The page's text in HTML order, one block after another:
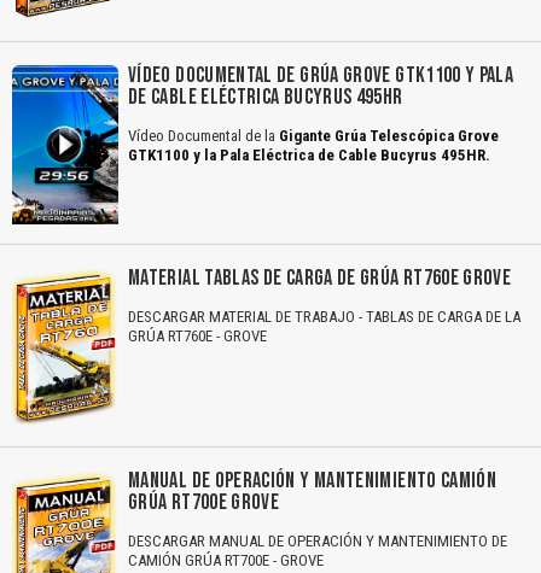
VÍDEO DOCUMENTAL DE GRÚA GROVE GTK1100 Y PALA
DE CABLE ELÉCTRICA BUCYRUS 495HR
Vídeo Documental de la Gigante Grúa Telescópica Grove
GTK1100 y la Pala Eléctrica de Cable Bucyrus 495HR.
MATERIAL TABLAS DE CARGA DE GRÚA RT760E GROVE
DESCARGAR MATERIAL DE TRABAJO - TABLAS DE CARGA DE LA
GRÚA RT760E - GROVE
MANUAL DE OPERACIÓN Y MANTENIMIENTO CAMIÓN
GRÚA RT700E GROVE
DESCARGAR MANUAL DE OPERACIÓN Y MANTENIMIENTO DE
CAMIÓN GRÚA RT700E - GROVE